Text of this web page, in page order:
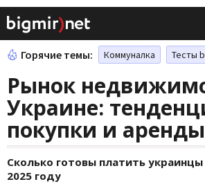
Горячие темы: Коммуналка Тесты
Рынок
Украине:
покупки и
Сколько готовы платить
2025 году